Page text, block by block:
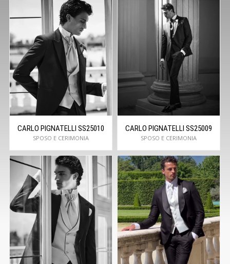
CARLO PIGNATELLI SS25010
SPOSO E CERIMONIA
CARLO PIGNATELLI SS25009
SPOSO E CERIMONIA